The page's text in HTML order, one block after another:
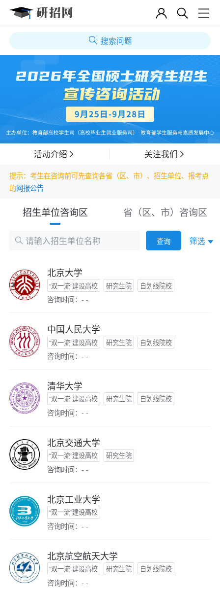
搜索问题
活动介绍 关注我们
提示：考生在咨询前可先查询各省（区、市）、招生单位、报考点
的网报公告
招生单位咨询区 省（区、市）咨询区
查询 筛选
北京大学
“双一流”建设高校 研究生院 自划线院校
咨询时间：- -
中国人民大学
“双一流”建设高校 研究生院 自划线院校
咨询时间：- -
清华大学
“双一流”建设高校 研究生院 自划线院校
咨询时间：- -
北京交通大学
“双一流”建设高校 研究生院
咨询时间：- -
北京工业大学
“双一流”建设高校
咨询时间：- -
北京航空航天大学
“双一流”建设高校 研究生院 自划线院校
咨询时间：- -